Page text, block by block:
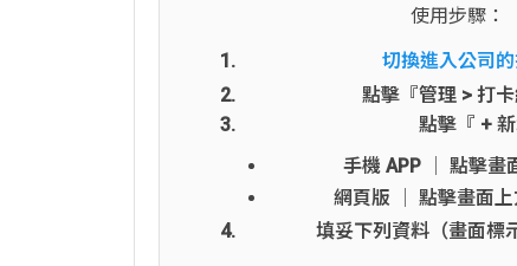
使用步驟：
切換進入公司
點擊『管理 > 打卡
點擊『 + 新
手機 APP │ 點擊畫
網頁版 │ 點擊畫面
填妥下列資料（畫面標